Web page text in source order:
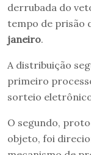
derrubada do
tempo de prisão
janeiro.
A distribuição
primeiro
sorteio
O segundo,
objeto, foi